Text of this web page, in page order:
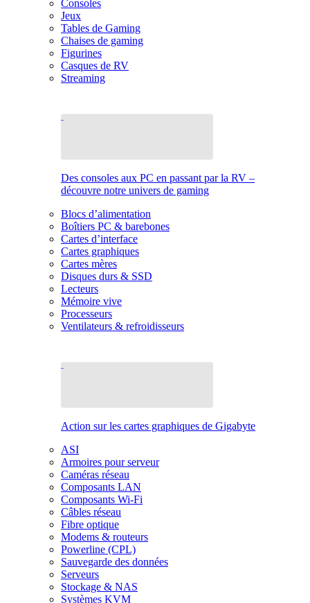
Consoles
Jeux
Tables de Gaming
Chaises de gaming
Figurines
Casques de RV
Streaming
Des consoles aux PC en passant par la RV –
découvre notre univers de gaming
Blocs d’alimentation
Boîtiers PC & barebones
Cartes d’interface
Cartes graphiques
Cartes mères
Disques durs & SSD
Lecteurs
Mémoire vive
Processeurs
Ventilateurs & refroidisseurs
Action sur les cartes graphiques de Gigabyte
ASI
Armoires pour serveur
Caméras réseau
Composants LAN
Composants Wi-Fi
Câbles réseau
Fibre optique
Modems & routeurs
Powerline (CPL)
Sauvegarde des données
Serveurs
Stockage & NAS
Systèmes KVM